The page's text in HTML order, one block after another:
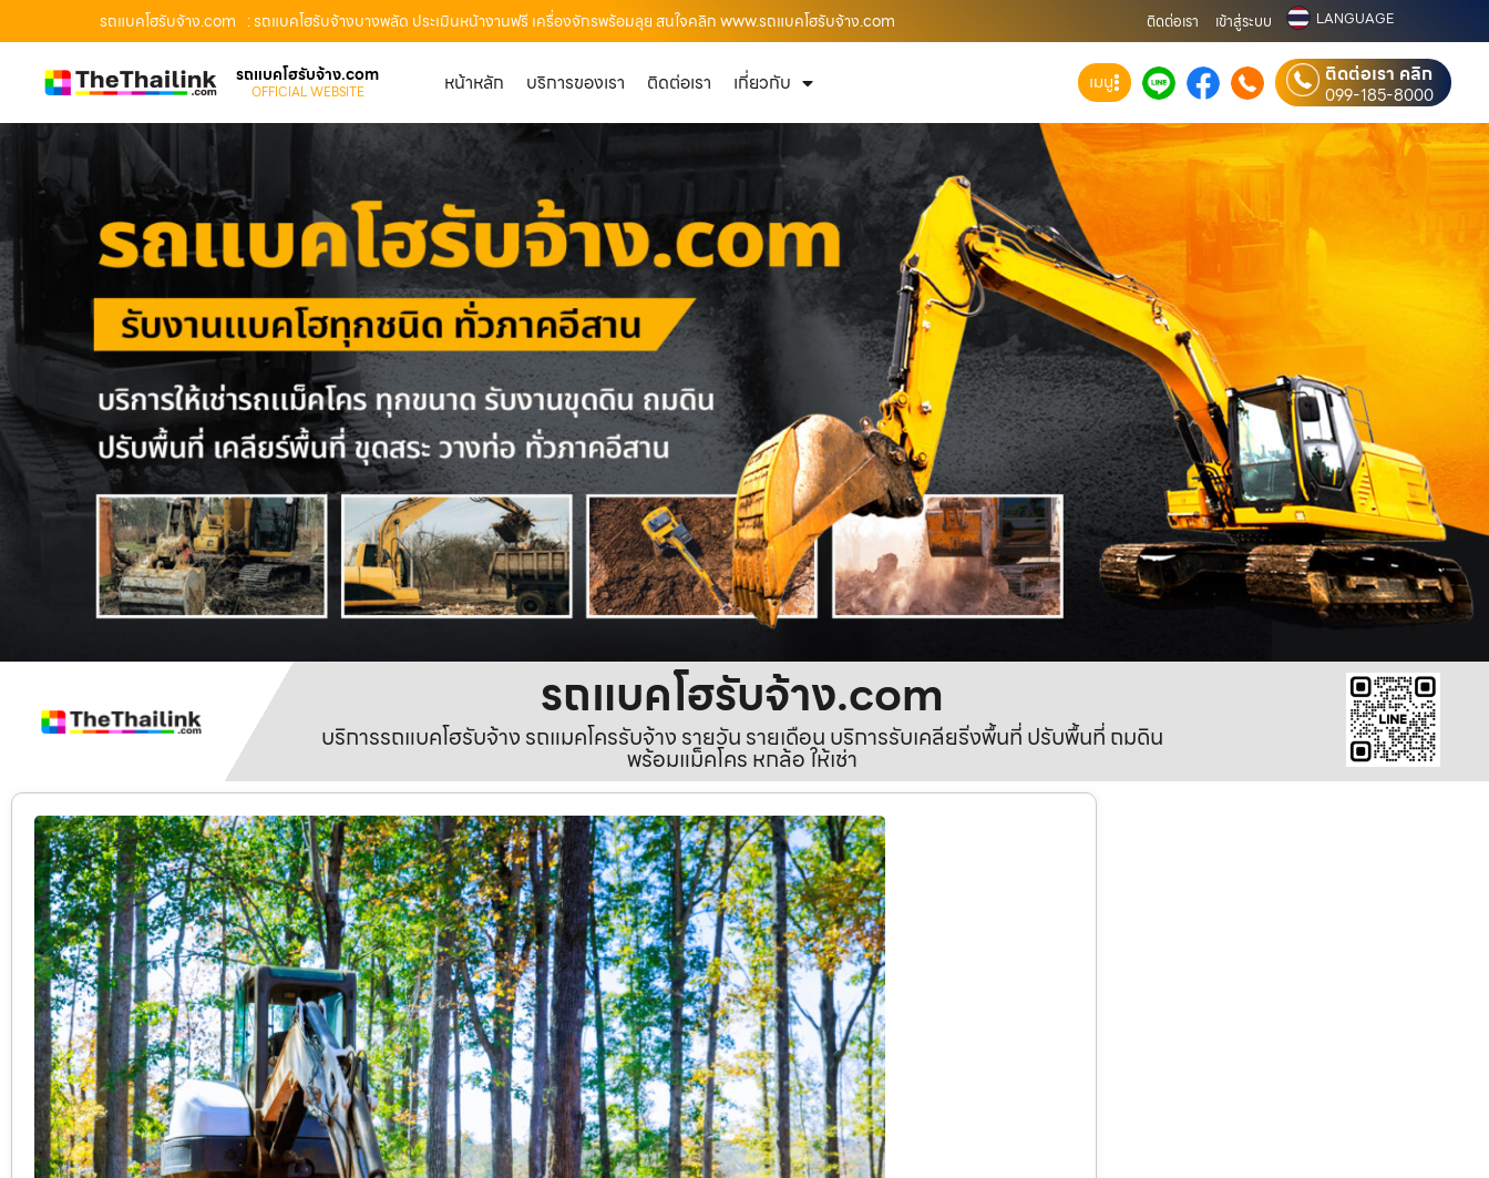
รถแบคโฮรับจ้าง.com : รถแบคโฮรับจ้างบางพลัด ประเมินหน้างานฟรี เครื่องจักรพร้อมลุย สนใจคลิก www.รถแบคโฮรับจ้าง.com ติดต่อเรา เข้าสู่ระบบ LANGUAGE
รถแบคโฮรับจ้าง.com
OFFICIAL WEBSITE หน้าหลัก บริการของเรา ติดต่อเรา เกี่ยวกับ เมนู ติดต่อเรา คลิก
099-185-8000
รถแบคโฮรับจ้าง.com
บริการรถแบคโฮรับจ้าง รถแมคโครรับจ้าง รายวัน รายเดือน บริการรับเคลียริ่งพื้นที่ ปรับพื้นที่ ถมดิน
พร้อมแม็คโคร หกล้อ ให้เช่า